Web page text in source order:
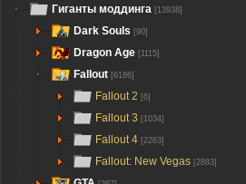
Гиганты моддинга [13938]
Dark Souls [90]
Dragon Age [1115]
Fallout [6186]
Fallout 2 [6]
Fallout 3 [1034]
Fallout 4 [2263]
Fallout: New Vegas [2883]